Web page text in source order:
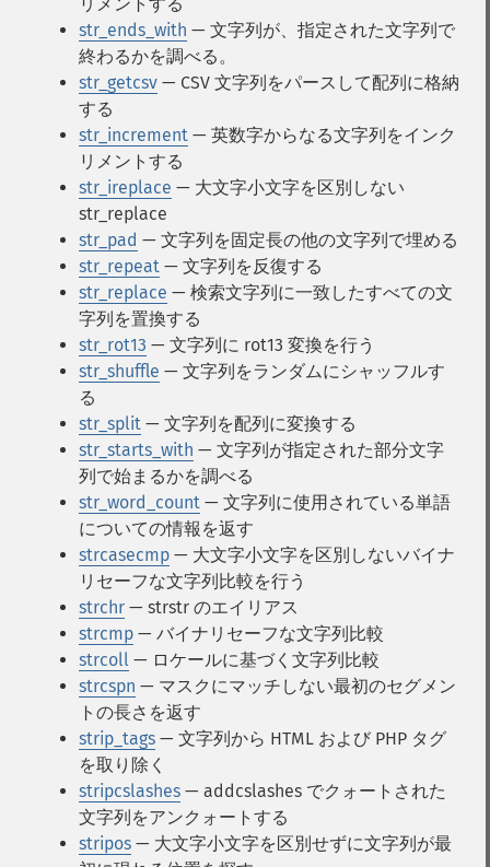
str_ends_with — 文字列が、指定された文字列で
終わるかを調べる。
str_getcsv — CSV 文字列をパースして配列に格納
する
str_increment — 英数字からなる文字列をインク
リメントする
str_ireplace — 大文字小文字を区別しない
str_replace
str_pad — 文字列を固定長の他の文字列で埋める
str_repeat — 文字列を反復する
str_replace — 検索文字列に一致したすべての文
字列を置換する
str_rot13 — 文字列に rot13 変換を行う
str_shuffle — 文字列をランダムにシャッフルす
る
str_split — 文字列を配列に変換する
str_starts_with — 文字列が指定された部分文字
列で始まるかを調べる
str_word_count — 文字列に使用されている単語
についての情報を返す
strcasecmp — 大文字小文字を区別しないバイナ
リセーフな文字列比較を行う
strchr — strstr のエイリアス
strcmp — バイナリセーフな文字列比較
strcoll — ロケールに基づく文字列比較
strcspn — マスクにマッチしない最初のセグメン
トの長さを返す
strip_tags — 文字列から HTML および PHP タグ
を取り除く
stripcslashes — addcslashes でクォートされた
文字列をアンクォートする
stripos — 大文字小文字を区別せずに文字列が最